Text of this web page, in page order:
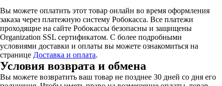
Вы можете оплатить этот товар онлайн во время оформления
заказа через платежную систему Робокасса. Все платежи
проходящие на сайте Робокассы безопасны и защищены
Organization SSL сертификатом. С более подробными
условиями доставки и оплаты вы можете ознакомиться на
странице Доставка и оплата.
Условия возврата и обмена
Вы можете возвратить ваш товар не позднее 30 дней со дня его